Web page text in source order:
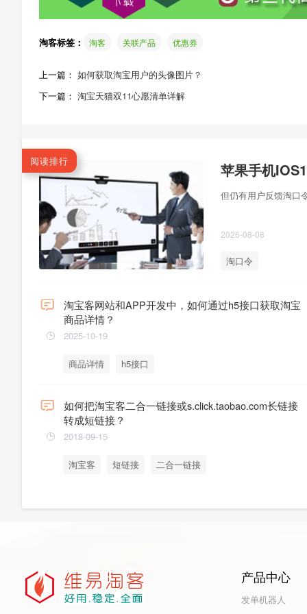
淘客标签： 淘客 关联产品 优惠券
上一篇： 如何获取淘宝用户的头像图片？
下一篇： 淘宝天猫双11心愿清单详解
阅读排行 苹果手机
但仍有用户反馈淘口
2026-08-08
淘口令
淘宝客网站和APP开发中，如何通过h5接口获取淘宝
商品详情？
2025-10-19
商品详情 h5接口
如何把淘宝客二合一链接或s.click.taobao.com长链接
转成短链接？
2018-09-15
淘宝客 短链接 二合一链接
产品中心
发单机器人